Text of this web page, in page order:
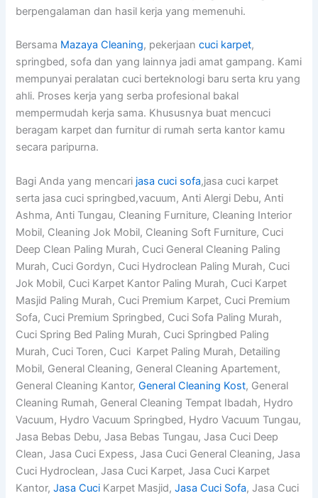
berpengalaman dan hasil kerja yang memenuhi.
Bersama Mazaya Cleaning, pekerjaancuci karpet,
springbed, sofa dan yang lainnya jadi amat gampang. Kami
mempunyai peralatan cuci berteknologi baru serta kru yang
ahli. Proses kerja yang serba profesional bakal
mempermudah kerja sama. Khususnya buat mencuci
beragam karpet dan furnitur di rumah serta kantor kamu
secara paripurna.
Bagi Anda yang mencari jasa cuci sofa,jasa cuci karpet
serta jasa cuci springbed,vacuum, Anti Alergi Debu, Anti
Ashma, Anti Tungau, Cleaning Furniture, Cleaning Interior
Mobil, Cleaning Jok Mobil, Cleaning Soft Furniture, Cuci
Deep Clean Paling Murah, Cuci General Cleaning Paling
Murah, Cuci Gordyn, Cuci Hydroclean Paling Murah, Cuci
Jok Mobil, Cuci Karpet Kantor Paling Murah, Cuci Karpet
Masjid Paling Murah, Cuci Premium Karpet, Cuci Premium
Sofa, Cuci Premium Springbed, Cuci Sofa Paling Murah,
Cuci Spring Bed Paling Murah, Cuci Springbed Paling
Murah, Cuci Toren, Cuci Karpet Paling Murah, Detailing
Mobil, General Cleaning, General Cleaning Apartement,
General Cleaning Kantor,General Cleaning Kost, General
Cleaning Rumah, General Cleaning Tempat Ibadah, Hydro
Vacuum, Hydro Vacuum Springbed, Hydro Vacuum Tungau,
Jasa Bebas Debu, Jasa Bebas Tungau, Jasa Cuci Deep
Clean, Jasa Cuci Expess, Jasa Cuci General Cleaning, Jasa
Cuci Hydroclean, Jasa Cuci Karpet, Jasa Cuci Karpet
Kantor,Jasa Cuci Karpet Masjid,Jasa Cuci Sofa, Jasa Cuci